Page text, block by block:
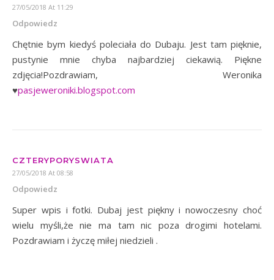
27/05/2018 At 11:29
Odpowiedz
Chętnie bym kiedyś poleciała do Dubaju. Jest tam pięknie,
pustynie mnie chyba najbardziej ciekawią. Piękne
zdjęcia!Pozdrawiam, Weronika
♥pasjeweroniki.blogspot.com
CZTERYPORYSWIATA
27/05/2018 At 08:58
Odpowiedz
Super wpis i fotki. Dubaj jest piękny i nowoczesny choć
wielu myśli,że nie ma tam nic poza drogimi hotelami.
Pozdrawiam i życzę miłej niedzieli .